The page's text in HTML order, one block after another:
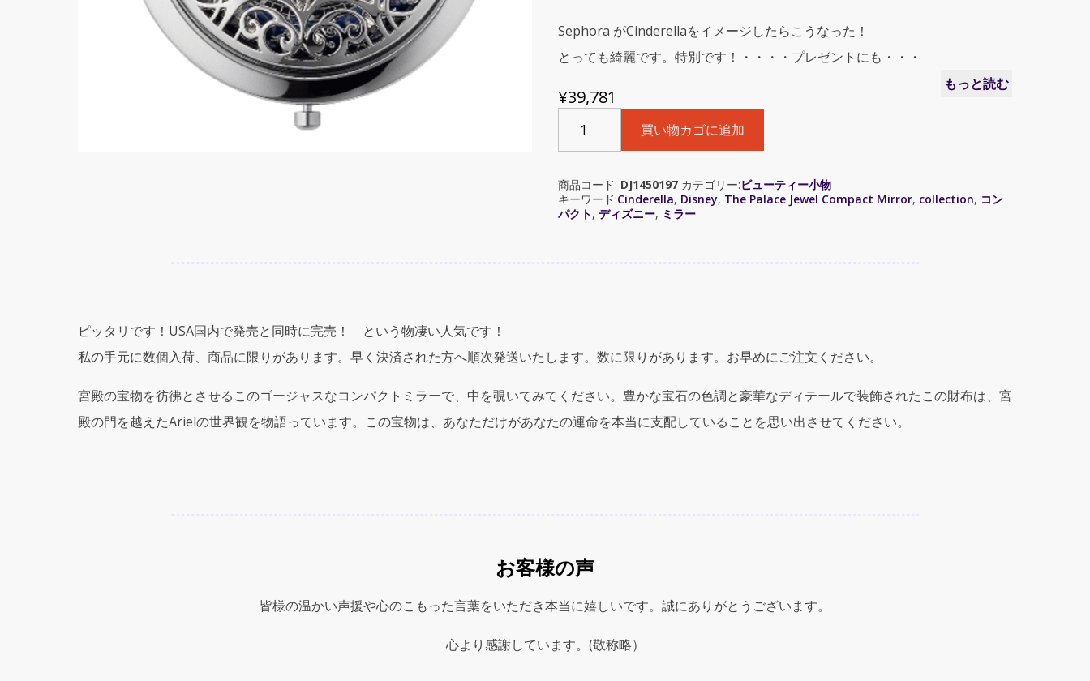
Sephora がCinderellaをイメージしたらこうなった！
とっても綺麗です。特別です！・・・・プレゼントにも・・・
もっと読む
¥39,781
Cinderella
Collection
Palace
Jewel
Compact
シ
デ
レ
ラ
ラ
ー)
買い物カゴに追加
商品コード: DJ1450197 カテゴリー:ビューティー小物
キーワード:Cinderella, Disney, The Palace Jewel Compact Mirror, collection, コン
パクト, ディズニー, ミラー
ピッタリです！USA国内で発売と同時に完売！ という物凄い人気です！
私の手元に数個入荷、商品に限りがあります。早く決済された方へ順次発送いたします。数に限りがあります。お早めにご注文ください。
宮殿の宝物を彷彿とさせるこのゴージャスなコンパクトミラーで、中を覗いてみてください。豊かな宝石の色調と豪華なディテールで装飾されたこの財布は、宮
殿の門を越えたArielの世界観を物語っています。この宝物は、あなただけがあなたの運命を本当に支配していることを思い出させてください。
お客様の声
皆様の温かい声援や心のこもった言葉をいただき本当に嬉しいです。誠にありがとうございます。
心より感謝しています。(敬称略）